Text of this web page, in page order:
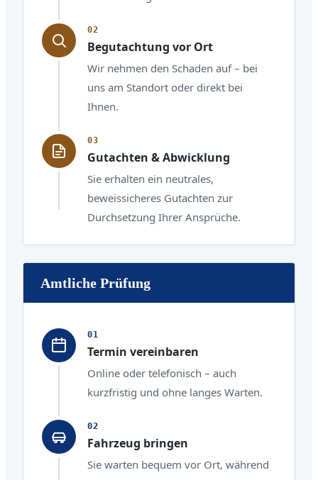
Begutachtung vor Ort
Wir nehmen den Schaden auf – bei
uns am Standort oder direkt bei
Ihnen.
Gutachten & Abwicklung
Sie erhalten ein neutrales,
beweissicheres Gutachten zur
Durchsetzung Ihrer Ansprüche.
Amtliche Prüfung
Termin vereinbaren
Online oder telefonisch – auch
kurzfristig und ohne langes Warten.
Fahrzeug bringen
Sie warten bequem vor Ort, während